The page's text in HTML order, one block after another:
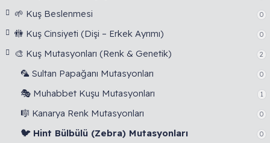
🌱 Kuş Beslenmesi 0
🚻 Kuş Cinsiyeti (Dişi – Erkek Ayrımı) 0
🎨 Kuş Mutasyonları (Renk & Genetik) 2
🦜 Sultan Papağanı Mutasyonları 0
🎭 Muhabbet Kuşu Mutasyonları 1
🎼 Kanarya Renk Mutasyonları 0
🐦 Hint Bülbülü (Zebra) Mutasyonları 0